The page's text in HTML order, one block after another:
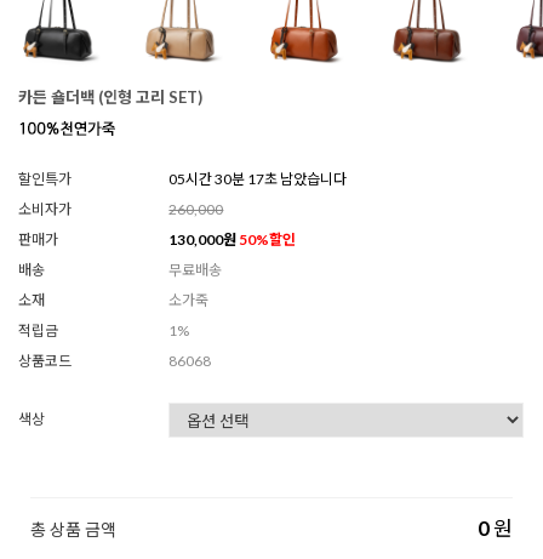
카든 숄더백 (인형 고리 SET)
할인특가
05시간 30분 14초 남았습니다
소비자가
260,000
판매가
130,000원 50%할인
배송
무료배송
소재
소가죽
적립금
1%
상품코드
86068
색상
총 상품 금액 0원